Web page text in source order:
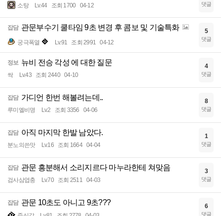
소탕 Lv.44 조회 1700 04-12 댓글
잡담 관문부수기 쿨타임 9초 변경 후 콤보 및 기술특화
궁극폭열 Lv.91 조회 2991 04-12
5
댓글
정보 뉴비 전승 각성 에 대한 질문
싹 Lv.43 조회 2440 04-10
4
댓글
잡담 가디언 한번 해볼려는데..
루미엘비명 Lv.2 조회 3356 04-06
8
댓글
잡담 아직 마지막 한발 남았다.
분노의쓴맛 Lv.16 조회 1664 04-04
1
댓글
잡담 관문 흥분해서 소리지르다 마누라한테 쳐맞음
검사삼엽충 Lv.70 조회 2511 04-03
3
댓글
잡담 관문 10초도 아니고 9초??? 6
댓글